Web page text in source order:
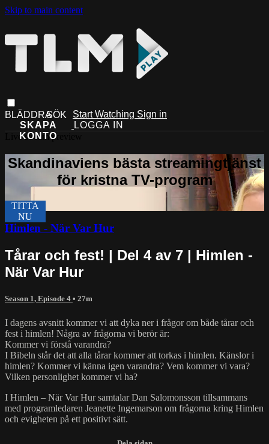
Skip to main content
Start Watching Sign in
Live stream preview
Himlen - När Var Hur
Tårar och fest! | Del 4 av 7 | Himlen -
När Var Hur
Season 1, Episode 4 • 27m
I dagens avsnitt kommer vi att dyka ner i frågor om både tårar och
fest i himlen! Några av frågorna vi berör är:
Kommer vi förstå varandra?
I Bibeln står det att alla tårar kommer att torkas i himlen. Känslor i
himlen? Kommer vi känna igen varandra? Vem kommer vi vara?
Vilken personlighet kommer vi ha?
I Himlen – När Var Hur samtalar Dan Salomonsson tillsammans
med programledaren Jeanette Ingemarson om frågorna kring Himlen
och evigheten på ett positivt sätt.